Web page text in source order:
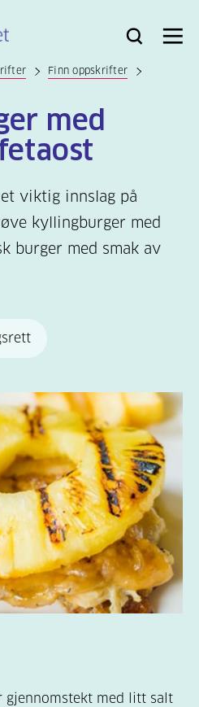
Bli
Logg
Søk Meny
Finn oppskrifter
med
viktig innslag på
kyllingburger med
burger med smak av
med litt salt